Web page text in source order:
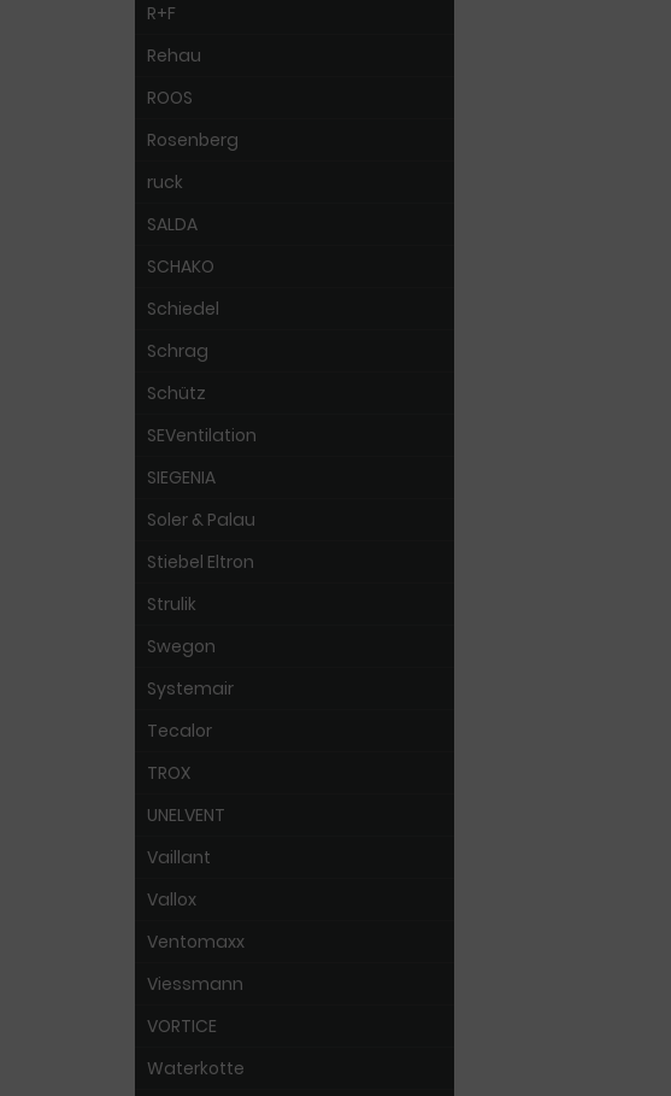
R+F
Rehau
ROOS
Rosenberg
ruck
SALDA
SCHAKO
Schiedel
Schrag
Schütz
SEVentilation
SIEGENIA
Soler & Palau
Stiebel Eltron
Strulik
Swegon
Systemair
Tecalor
TROX
UNELVENT
Vaillant
Vallox
Ventomaxx
Viessmann
VORTICE
Waterkotte